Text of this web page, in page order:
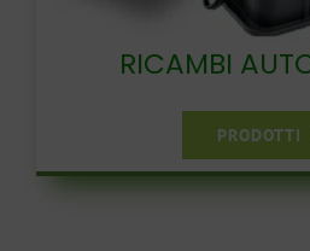
RICAMBI
PRODOTTI